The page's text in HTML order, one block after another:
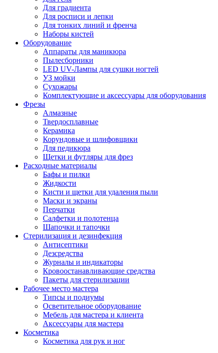
Для градиента
Для росписи и лепки
Для тонких линий и френча
Наборы кистей
Оборудование
Аппараты для маникюра
Пылесборники
LED UV-Лампы для сушки ногтей
УЗ мойки
Сухожары
Комплектующие и аксессуары для оборудования
Фрезы
Алмазные
Твердосплавные
Керамика
Корундовые и шлифовщики
Для педикюра
Щетки и футляры для фрез
Расходные материалы
Бафы и пилки
Жидкости
Кисти и щетки для удаления пыли
Маски и экраны
Перчатки
Салфетки и полотенца
Шапочки и тапочки
Стерилизация и дезинфекция
Антисептики
Дезсредства
Журналы и индикаторы
Кровоостанавливающие средства
Пакеты для стерилизации
Рабочее место мастера
Типсы и подиумы
Осветительное оборудование
Мебель для мастера и клиента
Аксессуары для мастера
Косметика
Косметика для рук и ног